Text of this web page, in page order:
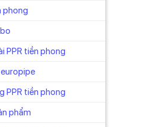
phong
PPR tiền phong
europipe
PPR tiền phong
phẩm